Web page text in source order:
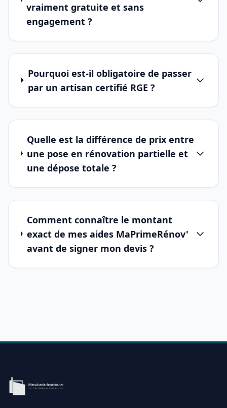
vraiment gratuite et sans
engagement ?
Pourquoi est-il obligatoire de passer
par un artisan certifié RGE ?
Quelle est la différence de prix entre
une pose en rénovation partielle et
une dépose totale ?
Comment connaître le montant
exact de mes aides MaPrimeRénov'
avant de signer mon devis ?